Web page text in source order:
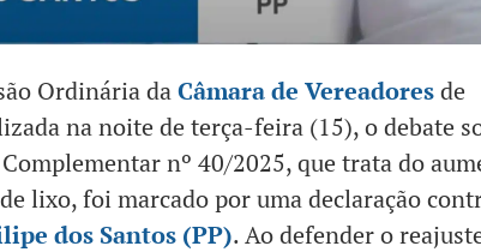
Ordinária daCâmara de Vereadoresde
na noite de terça-feira (15), o debate
nº 40/2025, que trata do
lixo, foi marcado por uma declaração
dos Santos (PP). Ao defender o